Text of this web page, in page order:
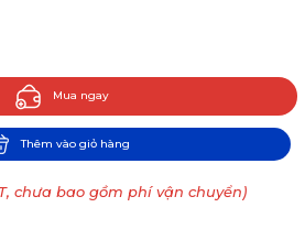
Mua ngay
Thêm vào giỏ hàng
chưa bao gồm phí vận chuyển)